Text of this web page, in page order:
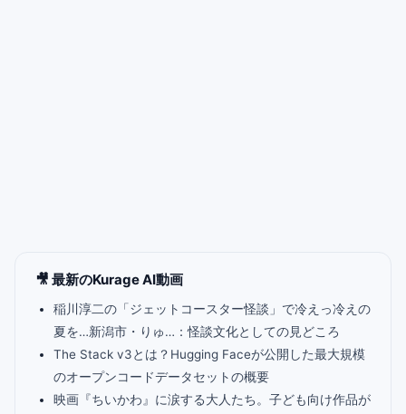
🎥 最新のKurage AI動画
稲川淳二の「ジェットコースター怪談」で冷えっ冷えの
夏を…新潟市・りゅ…：怪談文化としての見どころ
The Stack v3とは？Hugging Faceが公開した最大規模
のオープンコードデータセットの概要
映画『ちいかわ』に涙する大人たち。子ども向け作品が